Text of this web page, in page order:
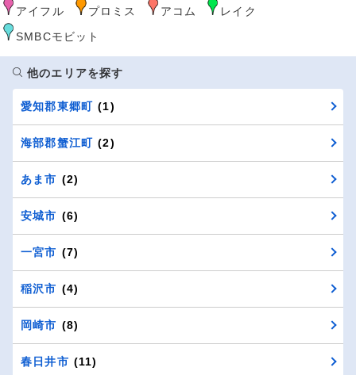
アイフル プロミス アコム
レイク
SMBCモビット
他のエリアを探す
愛知郡東郷町 (1)
海部郡蟹江町 (2)
あま市 (2)
安城市 (6)
一宮市 (7)
稲沢市 (4)
岡崎市 (8)
春日井市 (11)